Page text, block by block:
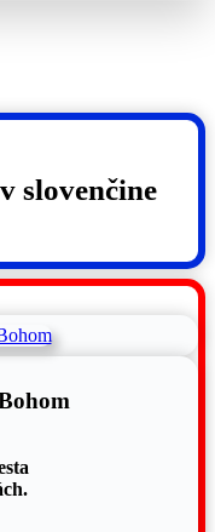
​​slovenčine